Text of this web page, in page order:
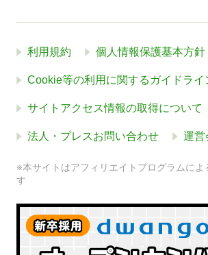
利用規約 個人情報保護基本方針
Cookie等の利用に関するガイドライ
サイトアクセス情報の取得について
法人・プレスお問い合わせ 運営
※本サイトはアフィリエイトプログラムによ
す